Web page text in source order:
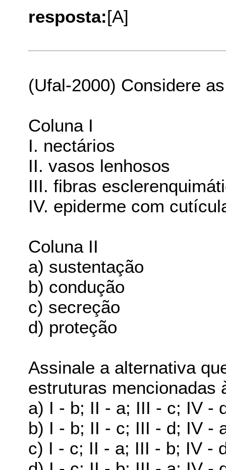
resposta:[A]
(Ufal-2000) Considere
Coluna I
I. nectários
II. vasos lenhosos
III. fibras
IV. epiderme com
Coluna II
a) sustentação
b) condução
c) secreção
d) proteção
Assinale a alternativa
estruturas mencionadas
a) I - b; II - a; III - c; IV -
b) I - b; II - c; III - d; IV -
c) I - c; II - a; III - b; IV -